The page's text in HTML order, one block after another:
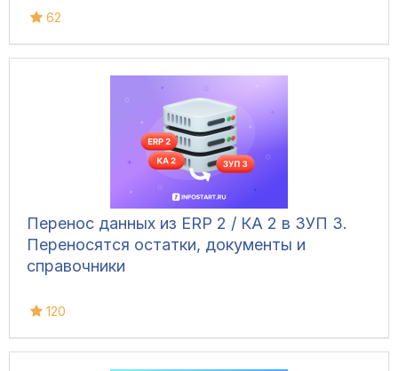
62
Перенос данных из ERP 2 / КА 2 в ЗУП 3.
Переносятся остатки, документы и
справочники
120